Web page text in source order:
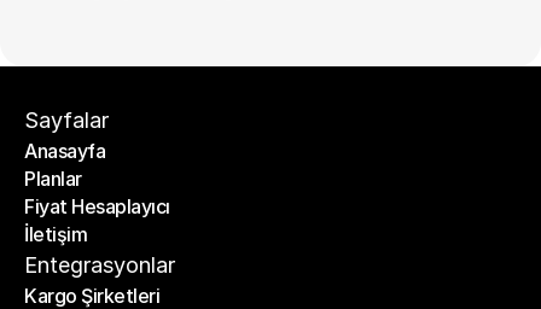
Sayfalar
Anasayfa
Anasayfa
Planlar
Planlar
Fiyat Hesaplayıcı
Fiyat Hesaplayıcı
İletişim
İletişim
Entegrasyonlar
Kargo Şirketleri